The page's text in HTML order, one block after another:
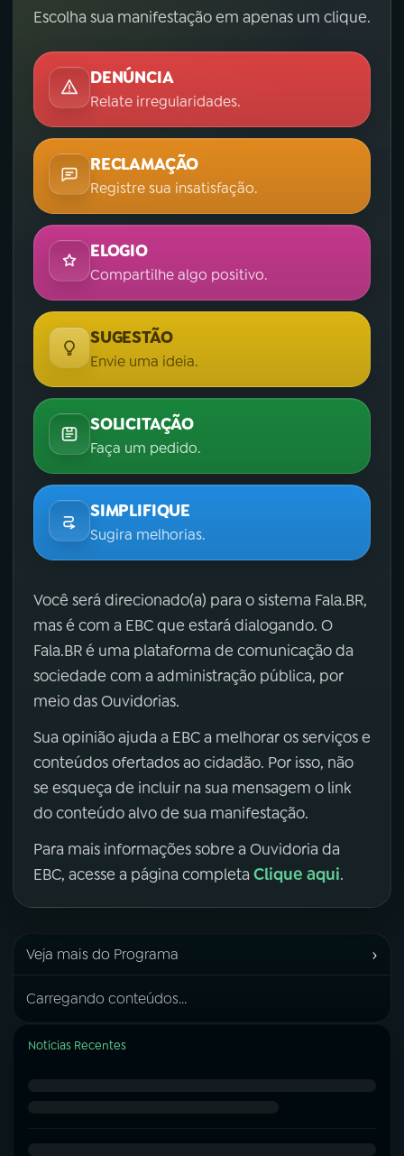
Escolha sua manifestação em apenas um clique.
DENÚNCIA
Relate irregularidades.
RECLAMAÇÃO
Registre sua insatisfação.
ELOGIO
Compartilhe algo positivo.
SUGESTÃO
Envie uma ideia.
SOLICITAÇÃO
Faça um pedido.
SIMPLIFIQUE
Sugira melhorias.
Você será direcionado(a) para o sistema Fala.BR,
mas é com a EBC que estará dialogando. O
Fala.BR é uma plataforma de comunicação da
sociedade com a administração pública, por
meio das Ouvidorias.
Sua opinião ajuda a EBC a melhorar os serviços e
conteúdos ofertados ao cidadão. Por isso, não
se esqueça de incluir na sua mensagem o link
do conteúdo alvo de sua manifestação.
Para mais informações sobre a Ouvidoria da
EBC, acesse a página completa Clique aqui.
Veja mais do Programa ›
Carregando conteúdos...
Notícias Recentes